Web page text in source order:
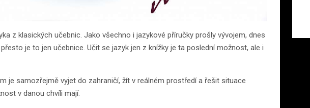
z klasických učebnic. Jako všechno i jazykové příručky prošly vývojem, dnes
je to jen učebnice. Učit se jazyk jen z knížky je ta poslední možnost, ale i
je samozřejmě vyjet do zahraničí, žít v reálném prostředí a řešit situace
v danou chvíli mají.